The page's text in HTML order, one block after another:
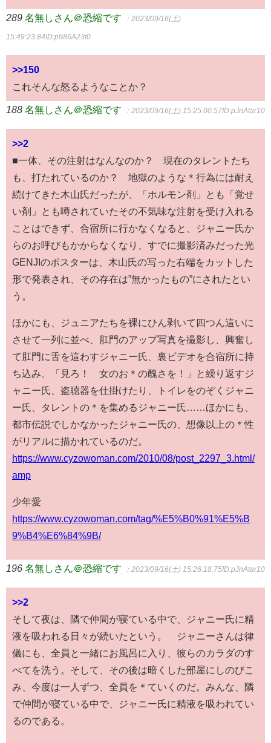
289 名無しさん＠恐縮です ：2023/09/16(土)
15:49:23.84ID:p986A23t0
>>150
これそんな怒るようなことか？
188 名無しさん＠恐縮です ：2023/09/16(土) 15:25:00.57ID:pJnAtar10
>>2
■一体、その注射はなんなのか？ 現在のタレントたち
も、打たれているのか？ 地獄のような＊行為には耐え
続けてきた木山氏だったが、「ホルモン剤」とも「覚せ
い剤」とも噂されていたその不気味な注射を受け入れる
ことはできず、合宿所に行かなくなると、ジャニー氏か
らのお呼びもかからなくなり、すでに撮影済みだった光
GENJIのポスターは、木山氏の写った右端をカットした
形で発表され、その存在は”無かったもの”にされたとい
う。
ほかにも、ジュニアたちを裸にひん剥いて四つん這いに
させて一列に並べ、肛門のアップ写真を撮影し、興奮し
て肛門に舌を這わすジャニー氏、裏ビデオを合宿所に持
ち込み、「見ろ！ 女のお＊の醜さを！」と繰り返すジ
ャニー氏、盗聴器を仕掛けたり、トイレをのぞくジャニ
ー氏、タレントの＊を集めるジャニー氏……ほかにも、
都市伝説でしかなかったジャニー氏の、想像以上の＊性
がリアルに描かれているのだ。
https://www.cyzowoman.com/2010/08/post_2297_3.html/
amp
少年愛
https://www.cyzowoman.com/tag/%E5%B0%91%E5%B
9%B4%E6%84%9B/
196 名無しさん＠恐縮です ：2023/09/16(土) 15:26:18.75ID:pJnAtar10
>>2
そして夜は、隣で仲間が寝ている中で、ジャニー氏に精
液を吸われる日々が続いたという。 ジャニーさんは律
儀にも、全員と一緒にお風呂に入り、彼らのカラダのす
べてを洗う。そして、その後は暗くした部屋にしのびこ
み、今度は一人ずつ、全員を＊ていくのだ。みんな、隣
で仲間が寝ている中で、ジャニー氏に精液を吸われてい
るのである。